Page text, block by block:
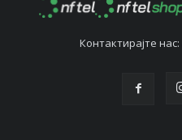
Контактирајтe нас: